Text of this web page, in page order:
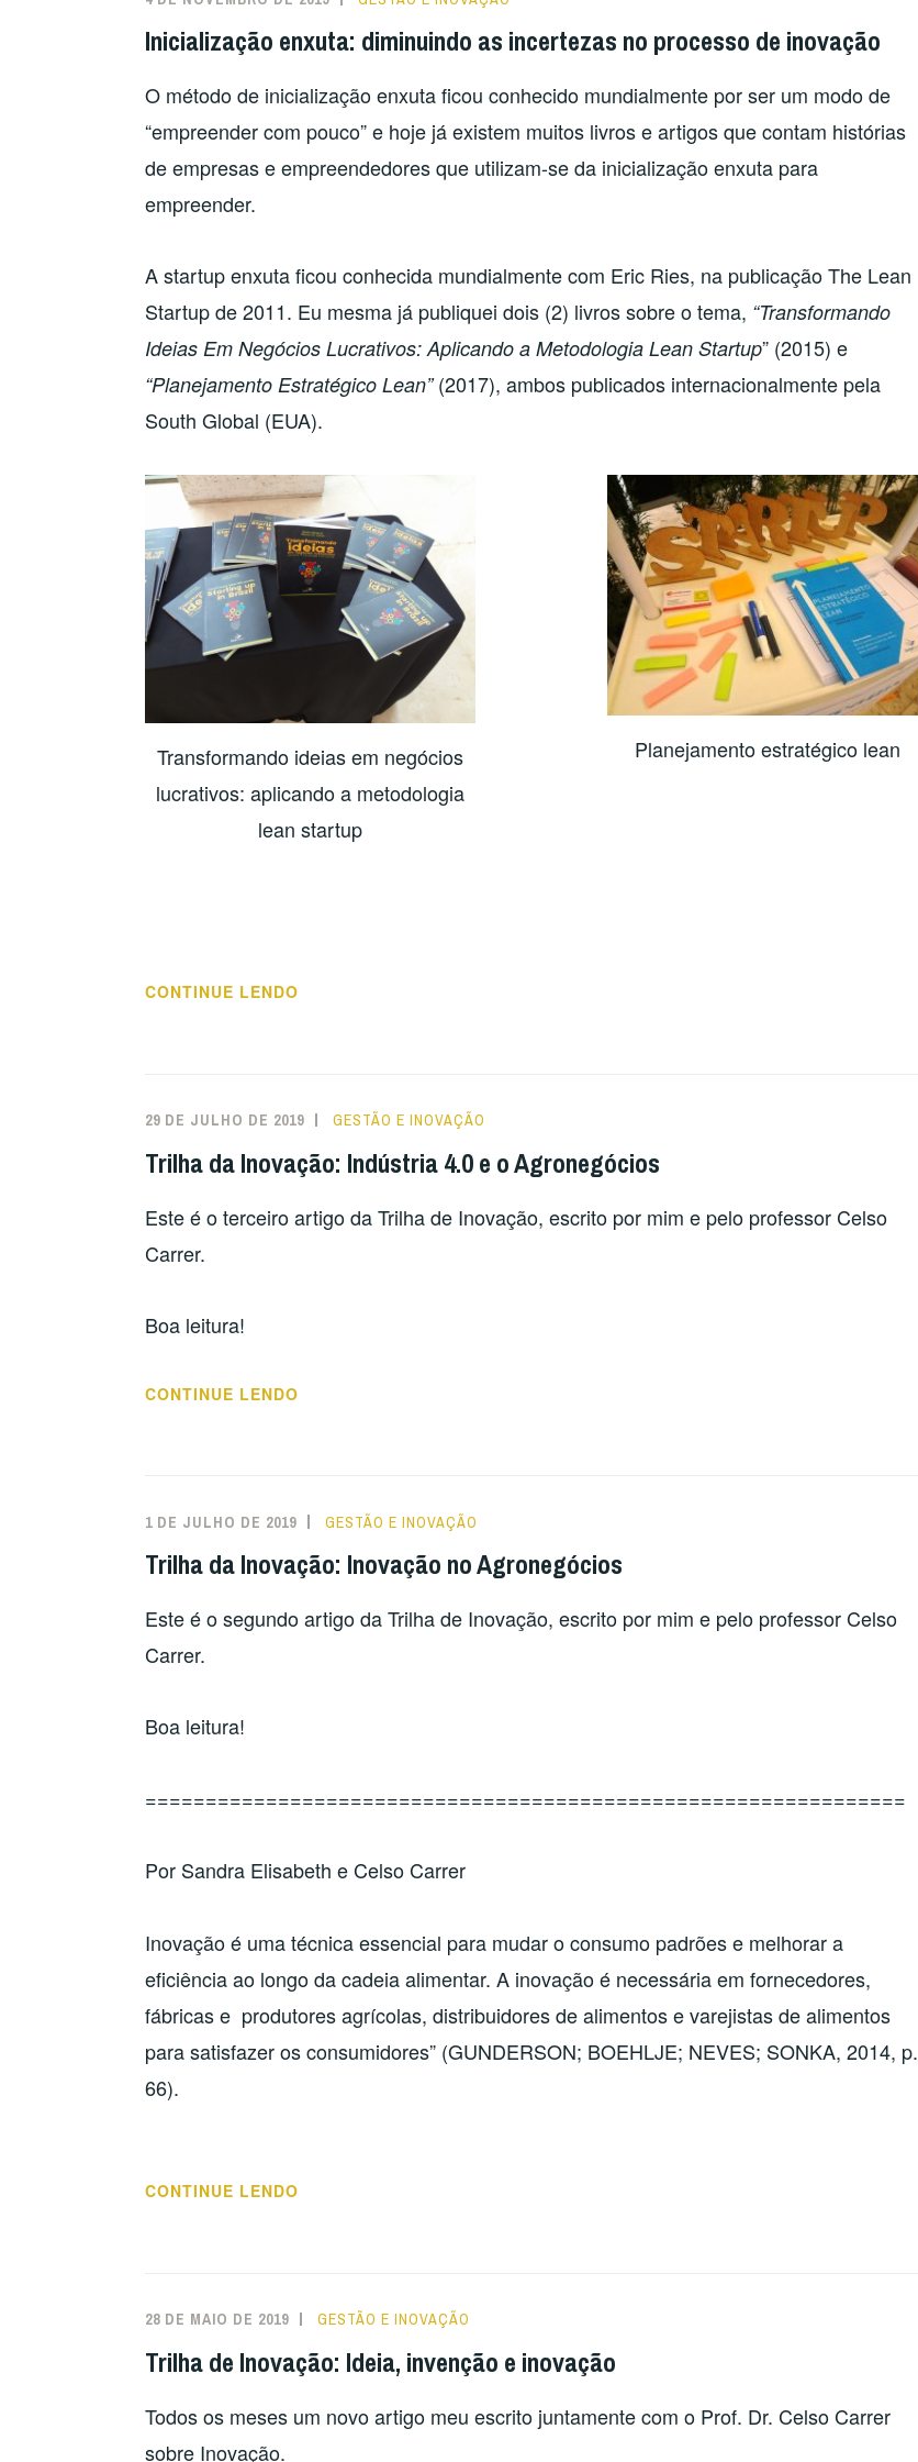
LEAN
SIX
INICIATIVAS
PARA
MELHORIA
OPERAÇÕES
SERVIÇOS”
Inicialização enxuta: diminuindo as incertezas no processo de inovação
O método de inicialização enxuta ficou conhecido mundialmente por ser um modo de
“empreender com pouco” e hoje já existem muitos livros e artigos que contam histórias
de empresas e empreendedores que utilizam-se da inicialização enxuta para
empreender.
A startup enxuta ficou conhecida mundialmente com Eric Ries, na publicação The Lean
Startup de 2011. Eu mesma já publiquei dois (2) livros sobre o tema, “Transformando
Ideias Em Negócios Lucrativos: Aplicando a Metodologia Lean Startup” (2015) e
“Planejamento Estratégico Lean”(2017), ambos publicados internacionalmente pela
South Global (EUA).
Transformando ideias em negócios
lucrativos: aplicando a metodologia
lean startup
Planejamento estratégico lean
CONTINUE LENDO
NO
PROCESSO
INOVAÇÃO”
29 DE JULHO DE 2019 GESTÃO E INOVAÇÃO
Trilha da Inovação: Indústria 4.0 e o Agronegócios
Este é o terceiro artigo da Trilha de Inovação, escrito por mim e pelo professor Celso
Carrer.
Boa leitura!
CONTINUE LENDO
E
O
1 DE JULHO DE 2019 GESTÃO E INOVAÇÃO
Trilha da Inovação: Inovação no Agronegócios
Este é o segundo artigo da Trilha de Inovação, escrito por mim e pelo professor Celso
Carrer.
Boa leitura!
===============================================================
Por Sandra Elisabeth e Celso Carrer
Inovação é uma técnica essencial para mudar o consumo padrões e melhorar a
eficiência ao longo da cadeia alimentar. A inovação é necessária em fornecedores,
fábricas e produtores agrícolas, distribuidores de alimentos e varejistas de alimentos
para satisfazer os consumidores” (GUNDERSON; BOEHLJE; NEVES; SONKA, 2014, p.
66).
CONTINUE LENDO
AGRONEGÓCIOS”
28 DE MAIO DE 2019 GESTÃO E INOVAÇÃO
Trilha de Inovação: Ideia, invenção e inovação
Todos os meses um novo artigo meu escrito juntamente com o Prof. Dr. Celso Carrer
sobre Inovação.